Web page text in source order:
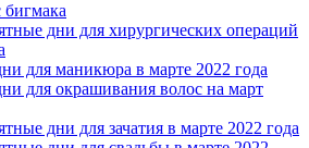
бигмака
дни для хирургических операций
для маникюра в марте 2022 года
для окрашивания волос на март
дни для зачатия в марте 2022 года